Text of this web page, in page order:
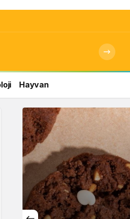
Hayvan
Gündüz Modu
Gündüz modunu seçin.
Gece Modu
Gece modunu seçin.